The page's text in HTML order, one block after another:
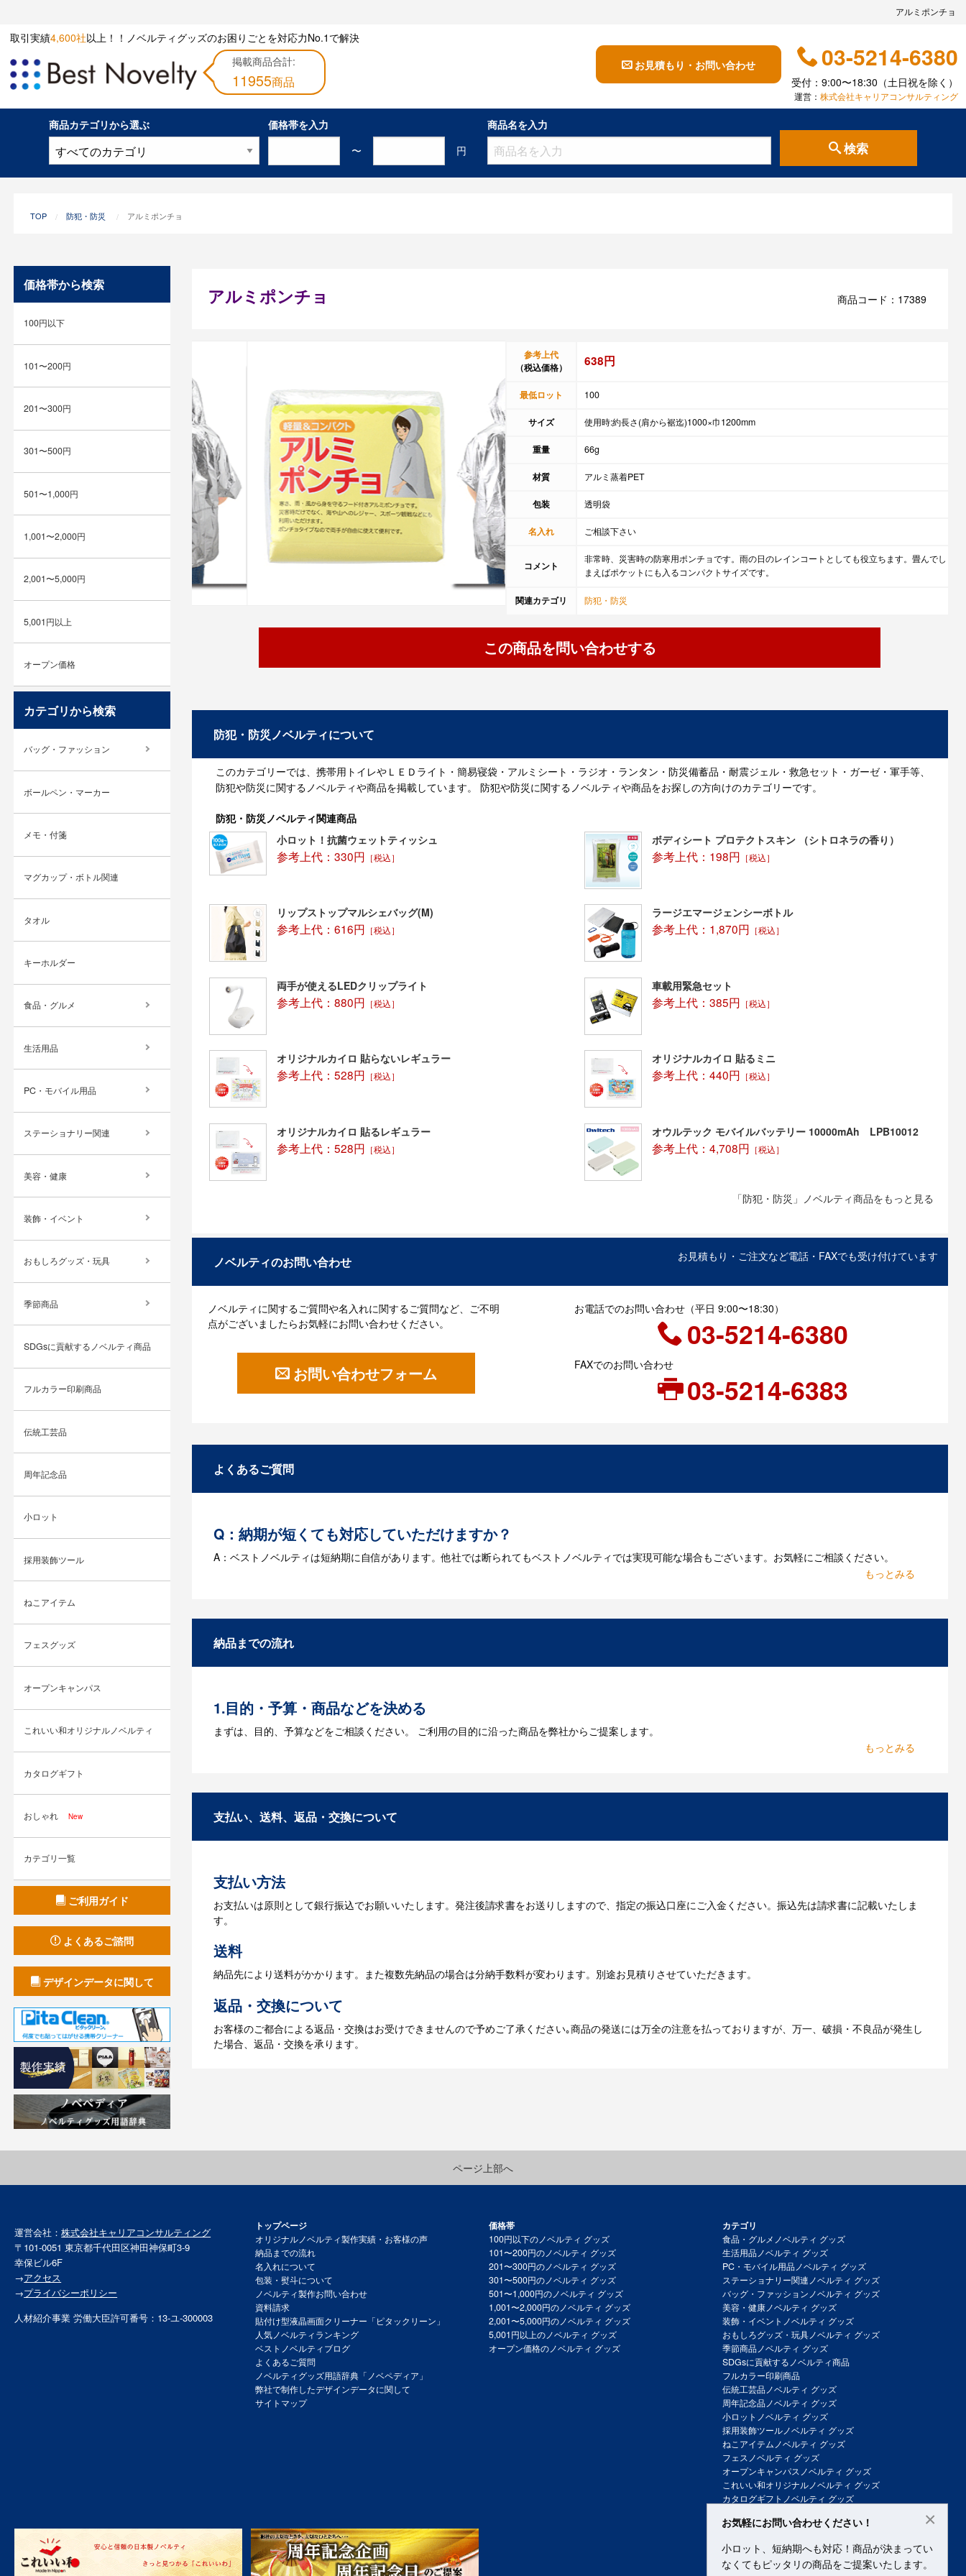
アルミポンチョ
取引実績4,600社以上！！ノベルティグッズのお困りごとを対応力No.1で解決
掲載商品合計:
11955商品
お見積もり・お問い合わせ 03-5214-6380
受付：9:00〜18:30（土日祝を除く）
運営：株式会社キャリアコンサルティング
商品カテゴリから選ぶ
価格帯を入力
〜
円
商品名を入力
検索
TOP 防犯・防災 アルミポンチョ
アルミポンチョ 商品コード：17389
参考上代
（税込価格）
638円
最低ロット 100
サイズ 使用時:約長さ(肩から裾迄)1000×巾1200mm
重量 66g
材質 アルミ蒸着PET
包装 透明袋
名入れ ご相談下さい
コメント
非常時、災害時の防寒用ポンチョです。雨の日のレインコートとしても役立ちます。畳んでし
まえばポケットにも入るコンパクトサイズです。
関連カテゴリ 防犯・防災
この商品を問い合わせする
防犯・防災ノベルティについて
このカテゴリーでは、携帯用トイレやＬＥＤライト・簡易寝袋・アルミシート・ラジオ・ランタン・防災備蓄品・耐震ジェル・救急セット・ガーゼ・軍手等、
防犯や防災に関するノベルティや商品を掲載しています。 防犯や防災に関するノベルティや商品をお探しの方向けのカテゴリーです。
防犯・防災ノベルティ関連商品
小ロット！抗菌ウェットティッシュ
参考上代：330円 ［税込］
ボディシート プロテクトスキン （シトロネラの香り）
参考上代：198円 ［税込］
リップストップマルシェバッグ(M)
参考上代：616円 ［税込］
ラージエマージェンシーボトル
参考上代：1,870円 ［税込］
両手が使えるLEDクリップライト
参考上代：880円 ［税込］
車載用緊急セット
参考上代：385円 ［税込］
オリジナルカイロ 貼らないレギュラー
参考上代：528円 ［税込］
オリジナルカイロ 貼るミニ
参考上代：440円 ［税込］
オリジナルカイロ 貼るレギュラー
参考上代：528円 ［税込］
オウルテック モバイルバッテリー 10000mAh LPB10012
参考上代：4,708円 ［税込］
「防犯・防災」ノベルティ商品をもっと見る
ノベルティのお問い合わせ お見積もり・ご注文など電話・FAXでも受け付けています
ノベルティに関するご質問や名入れに関するご質問など、ご不明
点がございましたらお気軽にお問い合わせください。
お問い合わせフォーム
お電話でのお問い合わせ（平日 9:00〜18:30）
03-5214-6380
FAXでのお問い合わせ
03-5214-6383
よくあるご質問
Q：納期が短くても対応していただけますか？
A：ベストノベルティは短納期に自信があります。他社では断られてもベストノベルティでは実現可能な場合もございます。お気軽にご相談ください。
納品までの流れ
1.目的・予算・商品などを決める
まずは、目的、予算などをご相談ください。 ご利用の目的に沿った商品を弊社からご提案します。
3.発注・データ入稿
お見積書を元に、製作が決定しましたら、ご注文書をお送りします。
4.納品
【名入れをする場合】データのご入稿後３週間程度で納品となります。
【名入れなしの場合】在庫がある場合、3～5営業日程度で納品となります。
支払い、送料、返品・交換について
支払い方法
お支払いは原則として銀行振込でお願いいたします。発注後請求書をお送りしますので、指定の振込口座にご入金ください。振込先は請求書に記載いたしま
す。
送料
納品先により送料がかかります。また複数先納品の場合は分納手数料が変わります。別途お見積りさせていただきます。
返品・交換について
お客様のご都合による返品・交換はお受けできませんので予めご了承ください｡商品の発送には万全の注意を払っておりますが、万一、破損・不良品が発生し
た場合、返品・交換を承ります。
価格帯から検索
100円以下
101〜200円
201〜300円
301〜500円
501〜1,000円
1,001〜2,000円
2,001〜5,000円
5,001円以上
オープン価格
カテゴリから検索
バッグ・ファッション
ボールペン・マーカー
メモ・付箋
マグカップ・ボトル関連
タオル
キーホルダー
食品・グルメ
生活用品
PC・モバイル用品
ステーショナリー関連
美容・健康
装飾・イベント
おもしろグッズ・玩具
季節商品
SDGsに貢献するノベルティ商品
フルカラー印刷商品
伝統工芸品
周年記念品
小ロット
採用装飾ツール
ねこアイテム
フェスグッズ
オープンキャンパス
これいい和オリジナルノベルティ
カタログギフト
おしゃれ New
カテゴリ一覧
ご利用ガイド
よくあるご諮問
デザインデータに関して
ページ上部へ
運営会社：株式会社キャリアコンサルティング
〒101-0051 東京都千代田区神田神保町3-9
幸保ビル6F
→アクセス
→プライバシーポリシー
人材紹介事業 労働大臣許可番号：13-ユ-300003
トップページ
オリジナルノベルティ製作実績・お客様の声
納品までの流れ
名入れについて
包装・熨斗について
ノベルティ製作お問い合わせ
資料請求
貼付け型液晶画面クリーナー「ピタックリーン」
人気ノベルティランキング
ベストノベルティブログ
よくあるご質問
ノベルティグッズ用語辞典「ノベペディア」
弊社で制作したデザインデータに関して
サイトマップ
価格帯
100円以下のノベルティ グッズ
101〜200円のノベルティ グッズ
201〜300円のノベルティ グッズ
301〜500円のノベルティ グッズ
501〜1,000円のノベルティ グッズ
1,001〜2,000円のノベルティ グッズ
2,001〜5,000円のノベルティ グッズ
5,001円以上のノベルティ グッズ
オープン価格のノベルティ グッズ
カテゴリ
食品・グルメノベルティ グッズ
生活用品ノベルティ グッズ
PC・モバイル用品ノベルティ グッズ
ステーショナリー関連ノベルティ グッズ
バッグ・ファッションノベルティ グッズ
美容・健康ノベルティ グッズ
装飾・イベントノベルティ グッズ
おもしろグッズ・玩具ノベルティ グッズ
季節商品ノベルティ グッズ
SDGsに貢献するノベルティ商品
フルカラー印刷商品
伝統工芸品ノベルティ グッズ
周年記念品ノベルティ グッズ
小ロットノベルティ グッズ
採用装飾ツールノベルティ グッズ
ねこアイテムノベルティ グッズ
フェスノベルティ グッズ
オープンキャンパスノベルティ グッズ
これいい和オリジナルノベルティ グッズ
カタログギフトノベルティ グッズ
お気軽にお問い合わせください！
小ロット、短納期へも対応！商品が決まってい
なくてもピッタリの商品をご提案いたします。
×